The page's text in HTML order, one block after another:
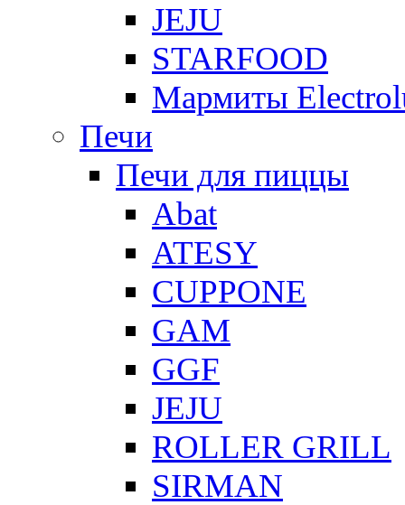
JEJU
STARFOOD
Мармиты
Печи
Печи для пиццы
Abat
ATESY
CUPPONE
GAM
GGF
JEJU
ROLLER GRILL
SIRMAN